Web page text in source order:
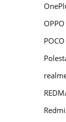
OPPO
POCO
Redmi